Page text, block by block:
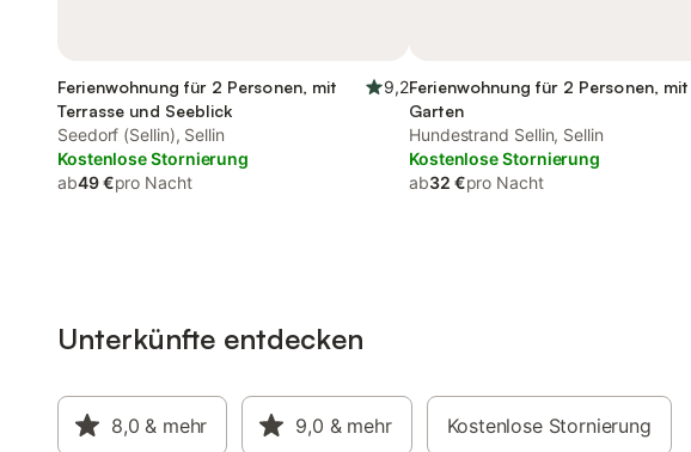
Ferienwohnung für 2 Personen, mit
Terrasse und Seeblick
9,2
Seedorf (Sellin), Sellin
Kostenlose Stornierung
ab49 €pro Nacht
Ferienwohnung für 2 Personen, mit
Garten
Hundestrand Sellin, Sellin
Kostenlose Stornierung
ab32 €pro Nacht
Unterkünfte entdecken
8,0 & mehr 9,0 & mehr Kostenlose Stornierung